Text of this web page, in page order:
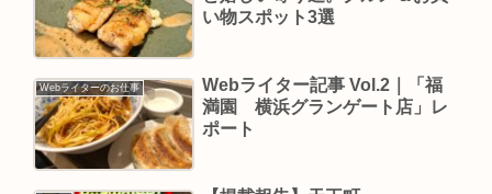
い物スポット3選
Webライターのお仕事
Webライター記事 Vol.2｜「福
満園 横浜グランゲート店」レ
ポート